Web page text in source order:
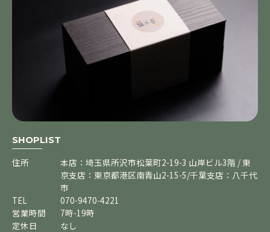
SHOPLIST
住所
本店：埼玉県所沢市松葉町2-19-3 山岸ビル3階 / 東
京支店：東京都港区南青山2-15-5/千葉支店：八千代
市
TEL
070-9470-4221
営業時間
7時-19時
定休日
なし